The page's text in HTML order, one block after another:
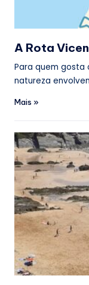
a
e
A
l
e
n
t
e
j
a
n
a
d
A Rota
Para quem gosta
natureza
Mais »